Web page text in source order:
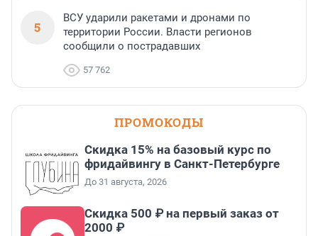
5
ВСУ ударили ракетами и дронами по
территории России. Власти регионов
сообщили о пострадавших
57 762
ПРОМОКОДЫ
Скидка 15% на базовый курс по
фридайвингу в Санкт-Петербурге
До 31 августа, 2026
Скидка 500 ₽ на первый заказ от
2000 ₽